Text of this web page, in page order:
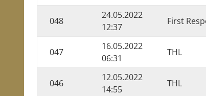
048
24.05.2022
12:37
First
047
16.05.2022
06:31
THL
046
12.05.2022
14:55
THL